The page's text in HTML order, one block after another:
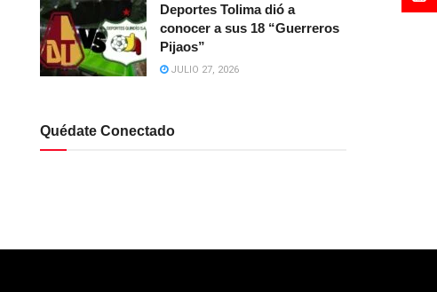
Deportes Tolima dió a
conocer a sus 18 “Guerreros
Pijaos”
JULIO 27, 2026
Quédate Conectado